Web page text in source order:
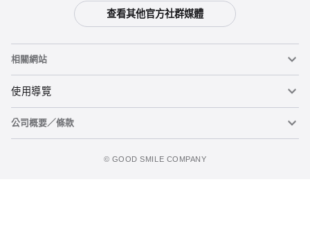
查看其他官方社群媒體
相關網站
黏土人
黏土人臉部製造機（英文）
使用導覽
重要公告
公司概要／條款
©️ GOOD SMILE COMPANY